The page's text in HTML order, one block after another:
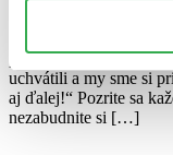
Neustále vychádzajú
preto vám každý
uchvátili a my sme si
aj ďalej!“ Pozrite sa
nezabudnite si […]